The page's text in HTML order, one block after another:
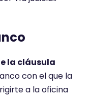
la cláusula
con el que la
a la oficina